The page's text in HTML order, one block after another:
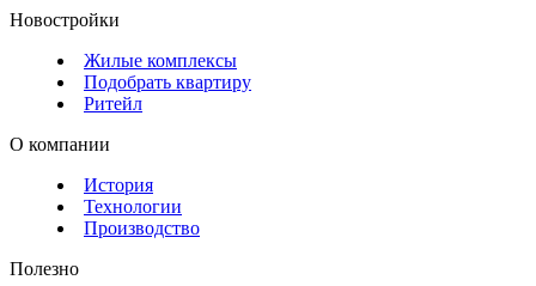
Новостройки
Жилые комплексы
Подобрать квартиру
Ритейл
О компании
История
Технологии
Производство
Полезно